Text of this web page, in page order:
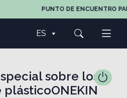
PUNTO DE ENCUENTRO
ES
sobre los
plásticoONEKIN